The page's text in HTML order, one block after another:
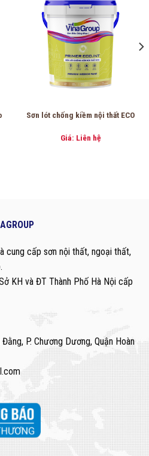
Sơn lót chống kiềm nội thất ECO
Giá: Liên hệ
cung cấp sơn nội thất, ngoại thất,
KH và ĐT Thành Phố Hà Nội cấp
P. Chương Dương, Quận Hoàn